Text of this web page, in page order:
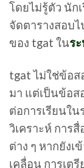
โดยไม่รู้ตัว นัก
จัดตารางสอบ
ของ tgat ในร
tgat ไม่ใช่ข้อส
มา แต่เป็นข้อส
ต่อการเรียนใ
วิเคราะห์ การ
ต่าง ๆ หากยังเ
เคลื่อน การเต